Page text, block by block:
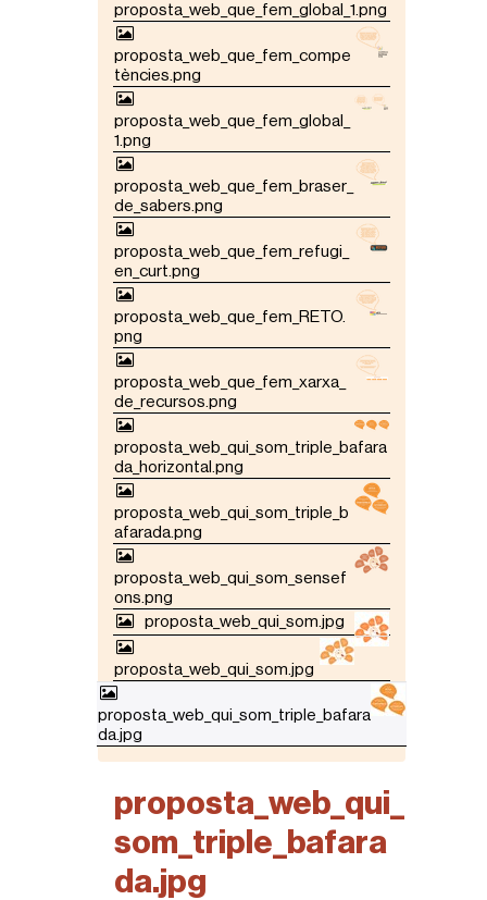
proposta_web_que_fem_global_1.png
proposta_web_que_fem_compe
tències.png
proposta_web_que_fem_global_
1.png
proposta_web_que_fem_braser_
de_sabers.png
proposta_web_que_fem_refugi_
en_curt.png
proposta_web_que_fem_RETO.
png
proposta_web_que_fem_xarxa_
de_recursos.png
proposta_web_qui_som_triple_bafara
da_horizontal.png
proposta_web_qui_som_triple_b
afarada.png
proposta_web_qui_som_sensef
ons.png
proposta_web_qui_som.jpg
proposta_web_qui_som.jpg
proposta_web_qui_som_triple_bafara
da.jpg
proposta_web_qui_
som_triple_bafara
da.jpg